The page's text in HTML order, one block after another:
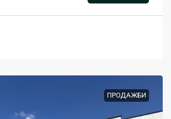
ПРОДАЖБИ